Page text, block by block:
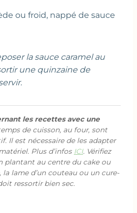
ou froid, nappé de sauce
la sauce caramel au
une quinzaine de
les recettes avec une
de cuisson, au four, sont
Il est nécessaire de les adapter
Plus d’infos ICI. Vérifiez
plantant au centre du cake ou
la lame d’un couteau ou un cure-
ressortir bien sec.